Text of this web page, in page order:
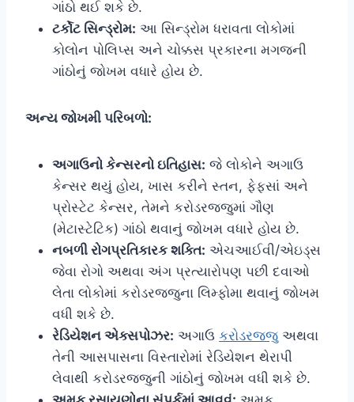
ગાંઠો થઈ શકે છે.
ટર્કોટ સિન્ડ્રોમ: આ સિન્ડ્રોમ ધરાવતા લોકોમાં
કોલોન પોલિપ્સ અને ચોક્કસ પ્રકારના મગજની
ગાંઠોનું જોખમ વધારે હોય છે.
અન્ય જોખમી પરિબળો:
અગાઉનો કેન્સરનો ઇતિહાસ: જે લોકોને અગાઉ
કેન્સર થયું હોય, ખાસ કરીને સ્તન, ફેફસાં અને
પ્રોસ્ટેટ કેન્સર, તેમને કરોડરજ્જુમાં ગૌણ
(મેટાસ્ટેટિક) ગાંઠો થવાનું જોખમ વધારે હોય છે.
નબળી રોગપ્રતિકારક શક્તિ: એચઆઈવી/એઇડ્સ
જેવા રોગો અથવા અંગ પ્રત્યારોપણ પછી દવાઓ
લેતા લોકોમાં કરોડરજ્જુના લિમ્ફોમા થવાનું જોખમ
વધી શકે છે.
રેડિયેશન એક્સપોઝર: અગાઉ કરોડરજ્જુ અથવા
તેની આસપાસના વિસ્તારોમાં રેડિયેશન થેરાપી
લેવાથી કરોડરજ્જુની ગાંઠોનું જોખમ વધી શકે છે.